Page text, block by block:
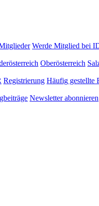
Werde Mitglied bei
Oberösterreich
Registrierung Häufig gestellte
Newsletter abonnieren